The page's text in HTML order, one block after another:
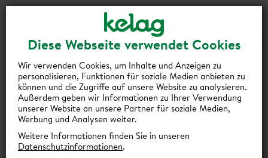
Diese Webseite verwendet Cookies
Wir verwenden Cookies, um Inhalte und Anzeigen zu
personalisieren, Funktionen für soziale Medien anbieten zu
können und die Zugriffe auf unsere Website zu analysieren.
Außerdem geben wir Informationen zu Ihrer Verwendung
unserer Website an unsere Partner für soziale Medien,
Werbung und Analysen weiter.
Weitere Informationen finden Sie in unseren
Datenschutzinformationen.
Gutscheine Events Suche
HOPPLA! DA IST WOHL ETWAS
SCHIEFGELAUFEN!
Die gewünschte Seite können wir leider nicht finden.